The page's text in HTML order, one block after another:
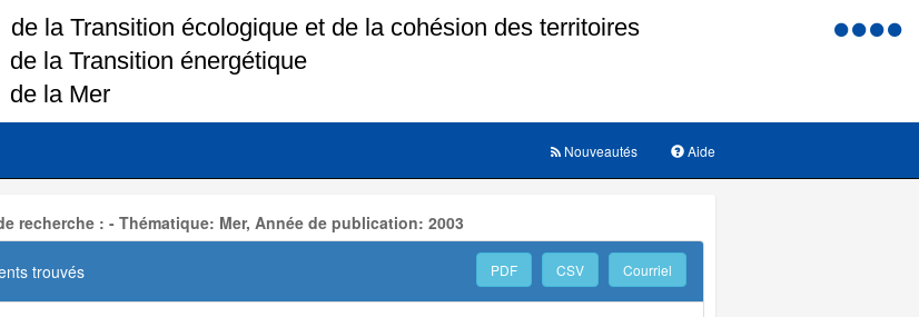
Menu
Aide
Nouveautés
recherche : - Thématique: Mer, Année de publication: 2003
trouvés PDF CSV Courriel